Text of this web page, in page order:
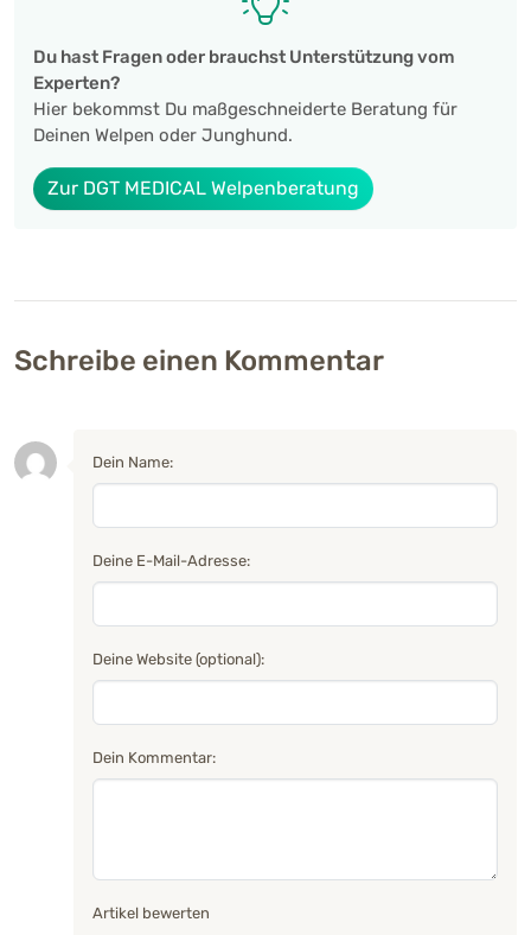
Du hast Fragen oder brauchst Unterstützung vom
Experten?
Hier bekommst Du maßgeschneiderte Beratung für
Deinen Welpen oder Junghund.
Zur DGT MEDICAL Welpenberatung
Schreibe einen Kommentar
Dein Name:
Deine E-Mail-Adresse:
Deine Website (optional):
Dein Kommentar:
Artikel bewerten